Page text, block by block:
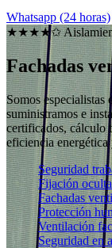
Whatsapp (24 horas)
★★★★✩
Fachadas
Somos especialistas
suministramos e
certificados, cálculo
eficiencia energética
Seguridad
Fijación
Fachadas
Protección
Ventilación
Seguridad en